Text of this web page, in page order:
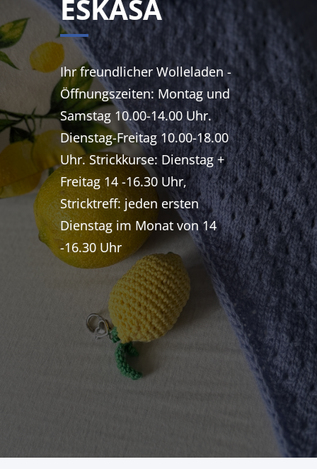
ESKASA
Ihr freundlicher Wolleladen -
Öffnungszeiten: Montag und
Samstag 10.00-14.00 Uhr.
Dienstag-Freitag 10.00-18.00
Uhr. Strickkurse: Dienstag +
Freitag 14 -16.30 Uhr,
Stricktreff: jeden ersten
Dienstag im Monat von 14
-16.30 Uhr